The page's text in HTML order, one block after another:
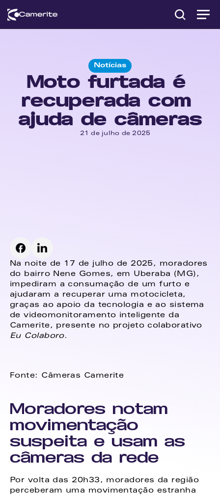
Notícias
Moto furtada é
recuperada com
ajuda de câmeras
21 de julho de 2025
Na noite de 17 de julho de 2025, moradores
do bairro Nene Gomes, em Uberaba (MG),
impediram a consumação de um furto e
ajudaram a recuperar uma motocicleta,
graças ao apoio da tecnologia e ao sistema
de videomonitoramento inteligente da
Eu Colaboro.
Fonte: Câmeras Camerite
Moradores notam
movimentação
suspeita e usam as
câmeras da rede
Por volta das 20h33, moradores da região
perceberam uma movimentação estranha